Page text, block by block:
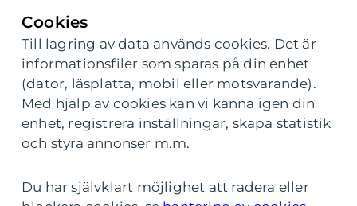
Cookies
Till lagring av data används cookies. Det är
informationsfiler som sparas på din enhet
(dator, läsplatta, mobil eller motsvarande).
Med hjälp av cookies kan vi känna igen din
enhet, registrera inställningar, skapa statistik
och styra annonser m.m.
Du har självklart möjlighet att radera eller